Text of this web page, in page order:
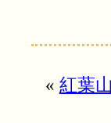
« 紅葉